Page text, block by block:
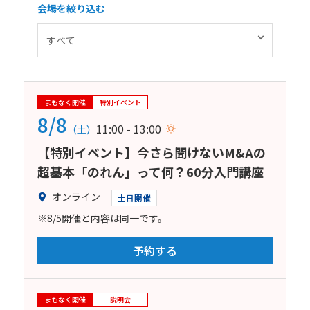
会場を絞り込む
まもなく開催 特別イベント
8/8 （土） 11:00 - 13:00
【特別イベント】今さら聞けないM&Aの
超基本「のれん」って何？60分入門講座
オンライン 土日開催
※8/5開催と内容は同一です。
予約する
まもなく開催 説明会